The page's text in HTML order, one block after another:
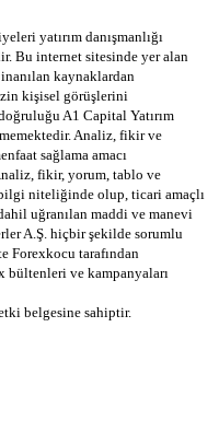
yatırım danışmanlığı
Bu internet sitesinde yer alan
kaynaklardan
kişisel görüşlerini
A1 Capital Yatırım
Analiz, fikir ve
sağlama amacı
fikir, yorum, tablo ve
niteliğinde olup, ticari amaçlı
uğranılan maddi ve manevi
A.Ş. hiçbir şekilde sorumlu
Forexkocu tarafından
bültenleri ve kampanyaları
belgesine sahiptir.